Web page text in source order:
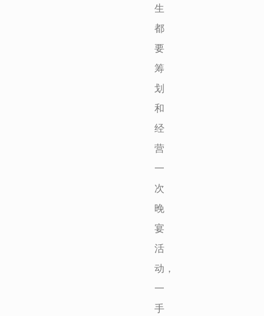
生
都
要
筹
划
和
经
营
一
次
晚
宴
活
动，
一
手